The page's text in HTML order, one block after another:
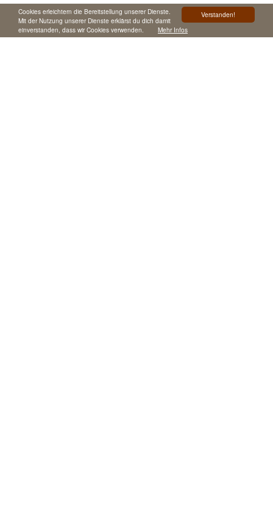
Verstanden!
Cookies erleichtern die Bereitstellung unserer Dienste.
Mit der Nutzung unserer Dienste erklärst du dich damit
einverstanden, dass wir Cookies verwenden.
Mehr Infos